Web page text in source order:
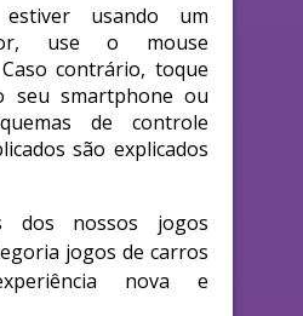
usando um
use o mouse
contrário, toque
seu smartphone ou
de controle
são explicados
dos nossos jogos
jogos de carros
nova e